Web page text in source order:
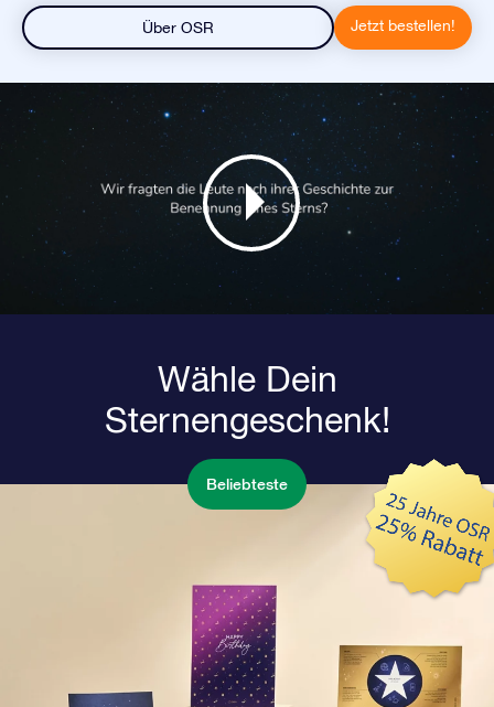
Über OSR Jetzt bestellen!
Wähle Dein
Sternengeschenk!
Beliebteste